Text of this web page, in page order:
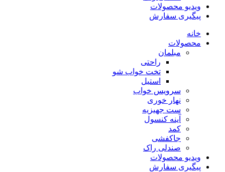
ویدیو محصولات
پیگیری سفارش
خانه
محصولات
مبلمان
راحتی
تخت خواب شو
استیل
سرویس خواب
نهار خوری
ست جهیزیه
آینه کنسول
کمد
جاکفشی
صندلی راک
ویدیو محصولات
پیگیری سفارش